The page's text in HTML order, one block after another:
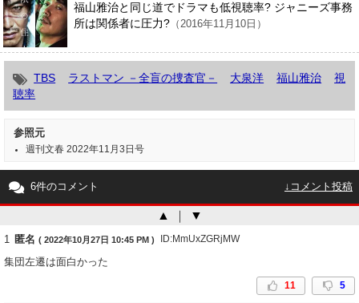
福山雅治と同じ道でドラマも低視聴率? ジャニーズ事務
所は関係者に圧力? （2016年11月10日）
TBS ラストマン －全盲の捜査官－ 大泉洋 福山雅治
視
聴率
参照元
週刊文春 2022年11月3日号
6件のコメント ↓コメント投稿
▲ ｜ ▼
1 匿名 ( 2022年10月27日 10:45 PM ) ID:MmUxZGRjMW
集団左遷は面白かった
11 5